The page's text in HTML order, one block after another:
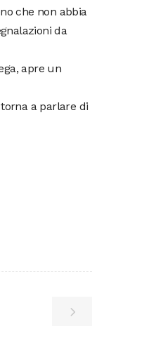
che non abbia
da
apre un
a parlare di